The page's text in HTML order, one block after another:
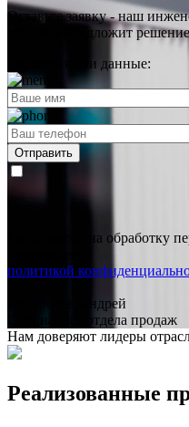
Оставьте заявку - наш
детали и предложит
Укажите ваши данные:
Соглашаюсь на обработку
политикой
Купоросов Андрей
Специалист отдела продаж
Нам доверяют лидеры
Реализованные